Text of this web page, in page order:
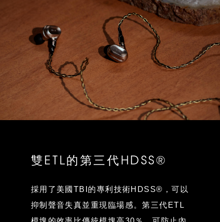
雙ETL的第三代HDSS®
採用了美國TBI的專利技術HDSS®，可以
抑制聲音失真並重現臨場感。第三代ETL